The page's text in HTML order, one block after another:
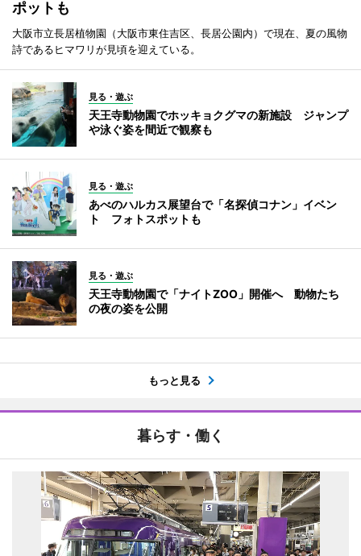
ポットも
大阪市立長居植物園（大阪市東住吉区、長居公園内）で現在、夏の風物
詩であるヒマワリが見頃を迎えている。
見る・遊ぶ
天王寺動物園でホッキョクグマの新施設 ジャンプ
や泳ぐ姿を間近で観察も
見る・遊ぶ
あべのハルカス展望台で「名探偵コナン」イベン
ト フォトスポットも
見る・遊ぶ
天王寺動物園で「ナイトZOO」開催へ 動物たち
の夜の姿を公開
もっと見る
暮らす・働く